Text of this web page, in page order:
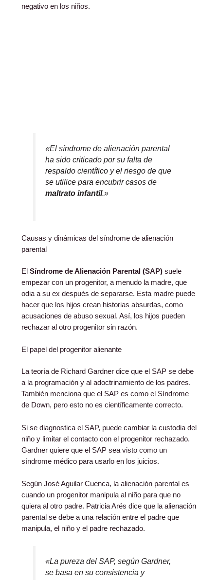
negativo en los niños.
«El síndrome de alienación parental
ha sido criticado por su falta de
respaldo científico y el riesgo de que
se utilice para encubrir casos de
maltrato infantil.»
Causas y dinámicas del síndrome de alienación
parental
El Síndrome de Alienación Parental (SAP) suele
empezar con un progenitor, a menudo la madre, que
odia a su ex después de separarse. Esta madre puede
hacer que los hijos crean historias absurdas, como
acusaciones de abuso sexual. Así, los hijos pueden
rechazar al otro progenitor sin razón.
El papel del progenitor alienante
La teoría de Richard Gardner dice que el SAP se debe
a la programación y al adoctrinamiento de los padres.
También menciona que el SAP es como el Síndrome
de Down, pero esto no es científicamente correcto.
Si se diagnostica el SAP, puede cambiar la custodia del
niño y limitar el contacto con el progenitor rechazado.
Gardner quiere que el SAP sea visto como un
síndrome médico para usarlo en los juicios.
Según José Aguilar Cuenca, la alienación parental es
cuando un progenitor manipula al niño para que no
quiera al otro padre. Patricia Arés dice que la alienación
parental se debe a una relación entre el padre que
manipula, el niño y el padre rechazado.
«La pureza del SAP, según Gardner,
se basa en su consistencia y